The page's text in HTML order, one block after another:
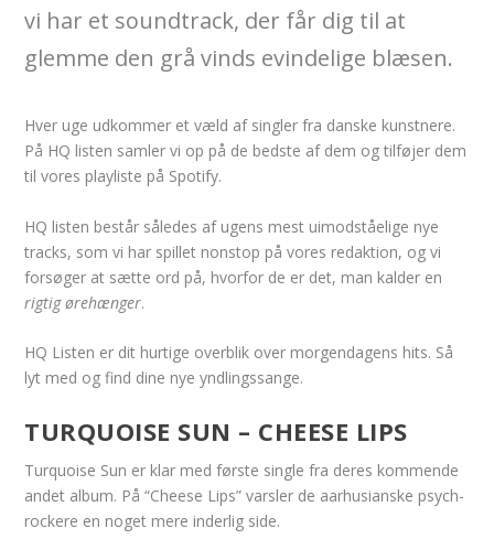
vi har et soundtrack, der får dig til at
glemme den grå vinds evindelige blæsen.
Hver uge udkommer et væld af singler fra danske kunstnere.
På HQ listen samler vi op på de bedste af dem og tilføjer dem
til vores playliste på Spotify.
HQ listen består således af ugens mest uimodståelige nye
tracks, som vi har spillet nonstop på vores redaktion, og vi
forsøger at sætte ord på, hvorfor de er det, man kalder en
rigtig ørehænger.
HQ Listen er dit hurtige overblik over morgendagens hits. Så
lyt med og find dine nye yndlingssange.
TURQUOISE SUN – CHEESE LIPS
Turquoise Sun er klar med første single fra deres kommende
andet album. På “Cheese Lips” varsler de aarhusianske psych-
rockere en noget mere inderlig side.